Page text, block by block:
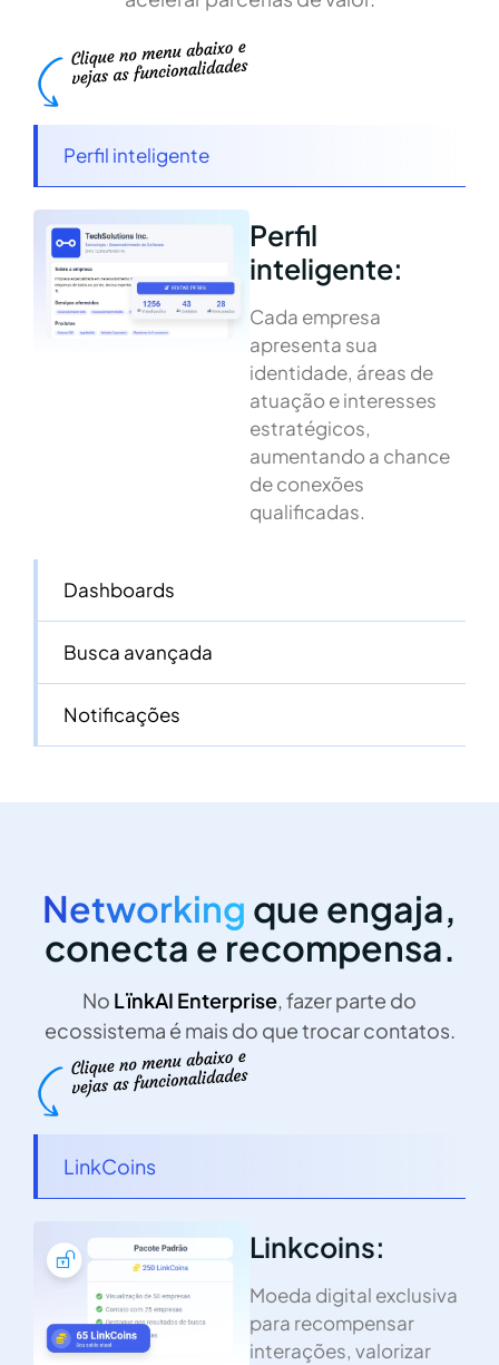
Perfil inteligente
Dashboards
Busca avançada
Notificações
Perfil
inteligente:
Cada empresa
apresenta sua
identidade, áreas de
atuação e interesses
estratégicos,
aumentando a chance
de conexões
qualificadas.
Networking que engaja,
conecta e recompensa.
No LïnkAI Enterprise, fazer parte do
ecossistema é mais do que trocar contatos.
LinkCoins
Linkcoins:
Moeda digital exclusiva
para recompensar
interações, valorizar